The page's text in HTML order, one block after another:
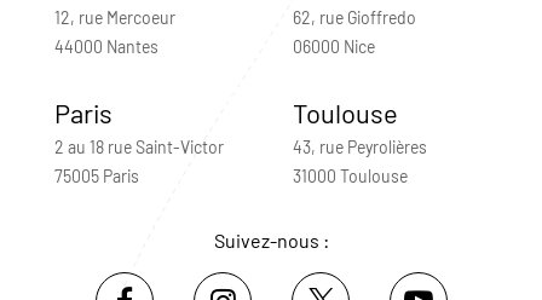
12, rue Mercoeur
44000 Nantes
62, rue Gioffredo
06000 Nice
Paris
2 au 18 rue Saint-Victor
75005 Paris
Toulouse
43, rue Peyrolières
31000 Toulouse
Suivez-nous :